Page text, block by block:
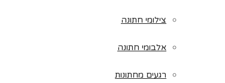
צילומי חתונה
אלבומי חתונה
רגעים מחתונות